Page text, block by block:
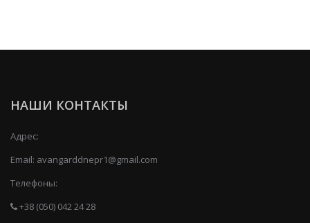
НАШИ КОНТАКТЫ
Адрес:
Email: avangarddnepr1@gmail.com
Телефоны:
+38 (050) 042 24 28